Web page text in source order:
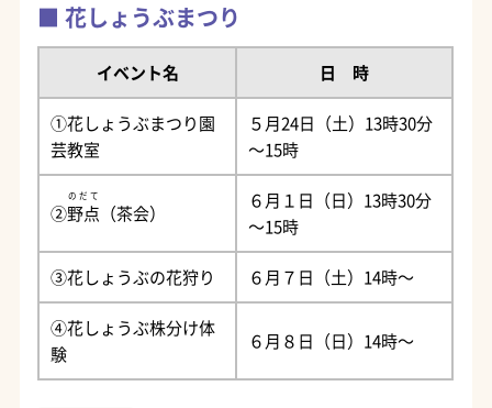
花しょうぶまつり
イベント名 日 時
①花しょうぶまつり園
芸教室
５月24日（土）13時30分
～15時
②野点
のだて
（茶会）
６月１日（日）13時30分
～15時
③花しょうぶの花狩り ６月７日（土）14時～
④花しょうぶ株分け体
験
６月８日（日）14時～